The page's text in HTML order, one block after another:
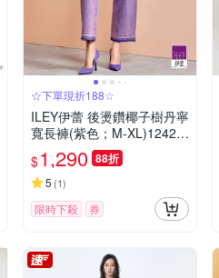
☆下單現折188☆
ILEY伊蕾 後燙鑽椰子樹丹寧
寬長褲(紫色；M-XL)12424
78602
$1,290 88折
5 (1)
限時下殺 券